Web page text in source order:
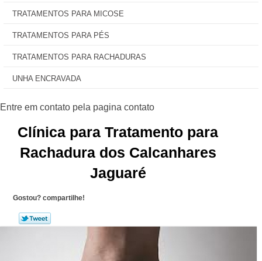
TRATAMENTOS PARA MICOSE
TRATAMENTOS PARA PÉS
TRATAMENTOS PARA RACHADURAS
UNHA ENCRAVADA
Clínica para Tratamento para
Rachadura dos Calcanhares
Jaguaré
Gostou? compartilhe!